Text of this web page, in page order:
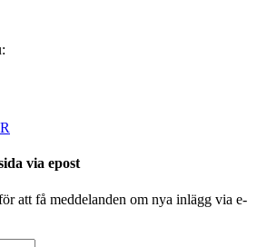
via epost
att få meddelanden om nya inlägg via e-